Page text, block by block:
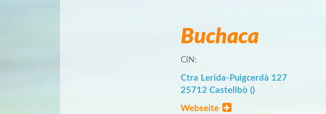
Buchaca
CIN:
Ctra Lerida-Puigcerdà 127
25712 Castellbò ()
Webseite